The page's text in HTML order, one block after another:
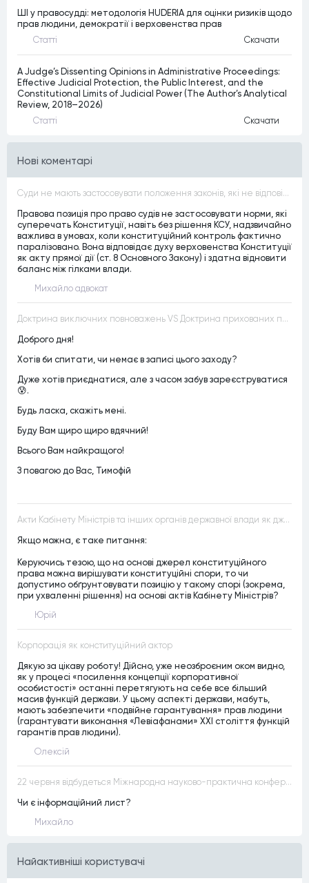
ШІ у правосудді: методологія HUDERIA для оцінки ризиків щодо
прав людини, демократії і верховенства прав
Статтi Скачати
A Judge’s Dissenting Opinions in Administrative Proceedings:
Effective Judicial Protection, the Public Interest, and the
Constitutional Limits of Judicial Power (The Author’s Analytical
Review, 2018–2026)
Статтi Скачати
Нові коментарі
Суди не мають застосовувати положення законів, які не відповідають Конституції, незалежно від того, чи визнавалися вони Конституційним Судом України неконституційними, тобто закони, що суперечать Конституції України не можуть застосовуватися навіть у випадках, коли вони є чинними
Правова позиція про право судів не застосовувати норми, які
суперечать Конституції, навіть без рішення КСУ, надзвичайно
важлива в умовах, коли конституційний контроль фактично
паралізовано. Вона відповідає духу верховенства Конституції
як акту прямої дії (ст. 8 Основного Закону) і здатна відновити
баланс між гілками влади.
Михайло адвокат
Доктрина виключних повноважень VS Доктрина прихованих повноважень
Доброго дня!
Хотів би спитати, чи немає в записі цього заходу?
Дуже хотів приєднатися, але з часом забув зареєструватися
😰.
Будь ласка, скажіть мені.
Буду Вам щиро щиро вдячний!
Всього Вам найкращого!
З повагою до Вас, Тимофій
Акти Кабінету Міністрів та інших органів державної влади як джерела конституційного права
Якщо можна, є таке питання:
Керуючись тезою, що на основі джерел конституційного
права можна вирішувати конституційні спори, то чи
допустимо обґрунтовувати позицію у такому спорі (зокрема,
при ухваленні рішення) на основі актів Кабінету Міністрів?
Юрій
Корпорація як конституційний актор
Дякую за цікаву роботу! Дійсно, уже неозброєним оком видно,
як у процесі «посилення концепції корпоративної
особистості» останні перетягують на себе все більший
масив функцій держави. У цьому аспекті держави, мабуть,
мають забезпечити «подвійне гарантування» прав людини
(гарантувати виконання «Левіафанами» ХХІ століття функцій
гарантів прав людини).
Олексій
22 червня відбудеться Міжнародна науково-практична конференція “Конституційна демократія в умовах загроз територіальній цілісності та національній безпеці”
Чи є інформаційний лист?
Михайло
Найактивнiшi користувачi